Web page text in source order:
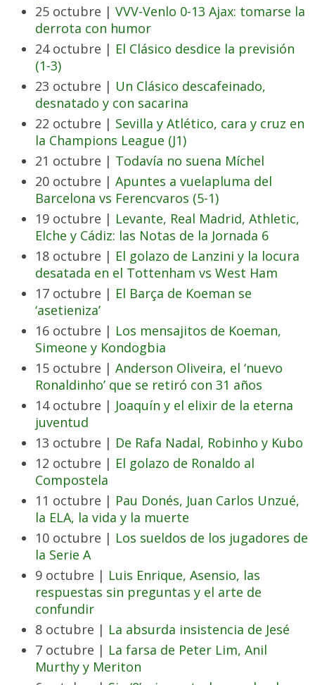
25 octubre | VVV-Venlo 0-13 Ajax: tomarse la
derrota con humor
24 octubre | El Clásico desdice la previsión
(1-3)
23 octubre | Un Clásico descafeinado,
desnatado y con sacarina
22 octubre | Sevilla y Atlético, cara y cruz en
la Champions League (J1)
21 octubre | Todavía no suena Míchel
20 octubre | Apuntes a vuelapluma del
Barcelona vs Ferencvaros (5-1)
19 octubre | Levante, Real Madrid, Athletic,
Elche y Cádiz: las Notas de la Jornada 6
18 octubre | El golazo de Lanzini y la locura
desatada en el Tottenham vs West Ham
17 octubre | El Barça de Koeman se
‘asetieniza’
16 octubre | Los mensajitos de Koeman,
Simeone y Kondogbia
15 octubre | Anderson Oliveira, el ‘nuevo
Ronaldinho’ que se retiró con 31 años
14 octubre | Joaquín y el elixir de la eterna
juventud
13 octubre | De Rafa Nadal, Robinho y Kubo
12 octubre | El golazo de Ronaldo al
Compostela
11 octubre | Pau Donés, Juan Carlos Unzué,
la ELA, la vida y la muerte
10 octubre | Los sueldos de los jugadores de
la Serie A
9 octubre | Luis Enrique, Asensio, las
respuestas sin preguntas y el arte de
confundir
8 octubre | La absurda insistencia de Jesé
7 octubre | La farsa de Peter Lim, Anil
Murthy y Meriton